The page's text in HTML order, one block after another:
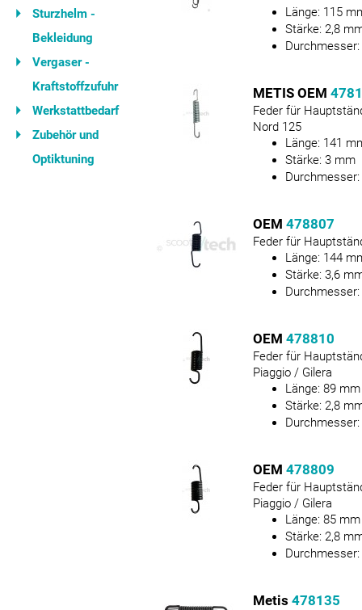
Sturzhelm -
Bekleidung
Vergaser -
Kraftstoffzufuhr
Werkstattbedarf
Zubehör und
Optiktuning
Länge: 115
Stärke: 2,8
Durchmesser:
METIS OEM
Feder für
Nord 125
Länge: 141
Stärke: 3mm
Durchmesser:
OEM 478807
Feder für
Länge: 144
Stärke: 3,6
Durchmesser:
OEM 478810
Feder für
Piaggio / Gilera
Länge: 89mm
Stärke: 2,8
Durchmesser:
OEM 478809
Feder für
Piaggio / Gilera
Länge: 85mm
Stärke: 2,8
Durchmesser:
Metis 478135